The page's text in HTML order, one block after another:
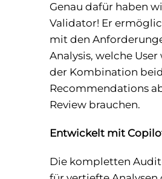
Genau dafür haben
Validator! Er
mit den
Analysis, welche
der Kombination
Recommendations
Review brauchen.
Entwickelt mit
Die kompletten